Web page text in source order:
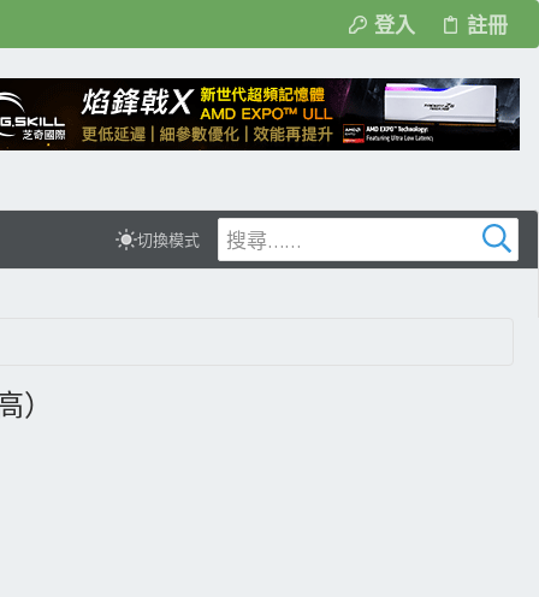
登入 註冊
切換模式